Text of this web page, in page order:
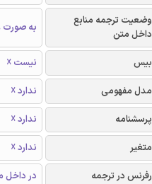
وضعیت ترجمه منابع
داخل متن
به
بیس
نیست ☓
مدل مفهومی
ندارد ☓
پرسشنامه
ندارد ☓
متغیر
ندارد ☓
رفرنس در ترجمه
در داخل